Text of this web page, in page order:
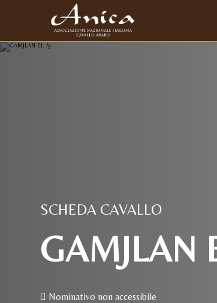
SCHEDA CAVALLO
GAMJLAN
Nominativo non accessibile